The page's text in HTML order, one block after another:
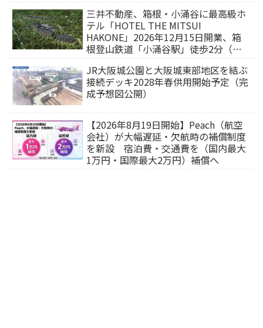
三井不動産、箱根・小涌谷に最高級ホ
テル「HOTEL THE MITSUI
HAKONE」2026年12月15日開業、箱
根登山鉄道「小涌谷駅」徒歩2分（旅
JR大阪城公園と大阪城東部地区を結ぶ
接続デッキ2028年春供用開始予定（完
成予想図公開）
【2026年8月19日開始】Peach（航空
会社）が大幅遅延・欠航時の補償制度
を新設 宿泊費・交通費を（国内最大
1万円・国際最大2万円）補償へ